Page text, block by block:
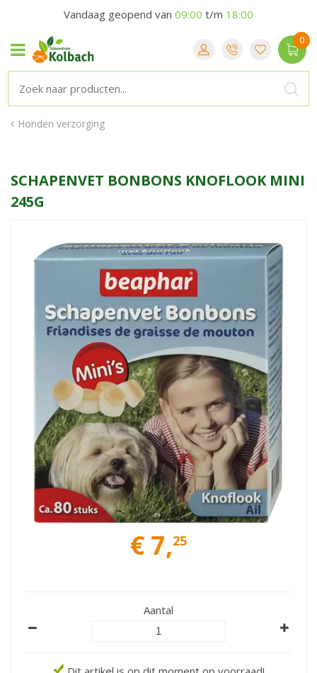
Honden verzorging
Vandaag geopend van 09:00 t/m 18:00
SCHAPENVET BONBONS KNOFLOOK MINI
245G
€ 7,25
Aantal